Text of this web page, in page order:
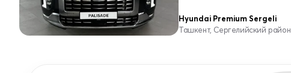
Hyundai Premium Sergeli
Ташкент, Сергелийский район